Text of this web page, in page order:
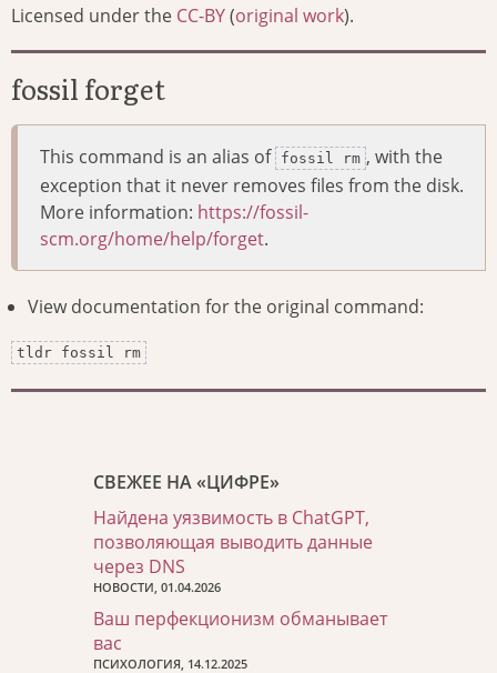
Licensed under the CC-BY(original work).
fossil forget
This command is an alias of fossil rm , with the
exception that it never removes files from the disk.
More information: https://fossil-
scm.org/home/help/forget.
View documentation for the original command:
tldr fossil rm
СВЕЖЕЕ НА «ЦИФРЕ»
Найдена уязвимость в ChatGPT,
позволяющая выводить данные
через DNS
НОВОСТИ, 01.04.2026
Ваш перфекционизм обманывает
вас
ПСИХОЛОГИЯ, 14.12.2025